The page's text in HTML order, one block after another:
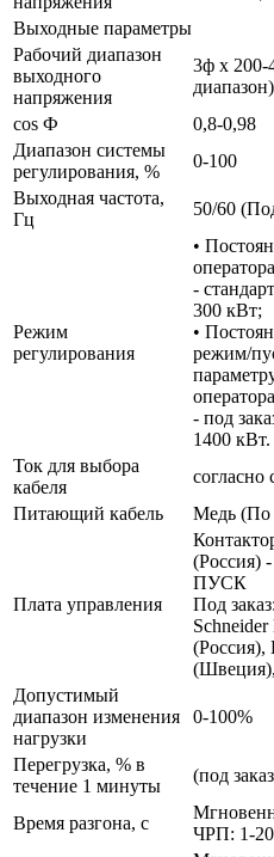
Выходные параметры
Рабочий диапазон
выходного
напряжения
3ф х 200-
диапазон)
cos Ф
0,8-0,98
Диапазон системы
регулирования, %
0-100
Выходная частота,
Гц
50/60
Режим
регулирования
•
-
300 кВт;
•
режим/
- под
1400 кВт.
Ток для выбора
кабеля
согласно
Питающий кабель
Медь (По
Плата управления
(Россия)
ПУСК
Под
Допустимый
диапазон изменения
нагрузки
0-100%
Перегрузка, % в
течение 1 минуты
(под
Время разгона, с
ЧРП: 1-